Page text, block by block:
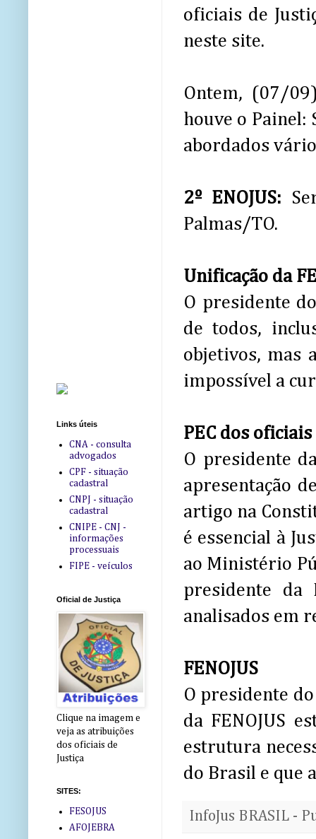
oficiais de
neste site.
Ontem, (07/
houve o Painel:
abordados
2º ENOJUS:
Palmas/TO.
Unificação da
O presidente
de todos,
objetivos, mas
impossível a
PEC dos oficiais
O presidente
apresentação
artigo na
é essencial à
ao Ministério
presidente da
analisados em
FENOJUS
O presidente
da FENOJUS
estrutura
do Brasil e que
InfoJus BRASIL -
Links úteis
CNA - consulta
advogados
CPF - situação
cadastral
CNPJ - situação
cadastral
CNIPE - CNJ -
informações
processuais
FIPE - veículos
Oficial de Justiça
Clique na imagem e
veja as atribuições
dos oficiais de
Justiça
SITES:
FESOJUS
AFOJEBRA